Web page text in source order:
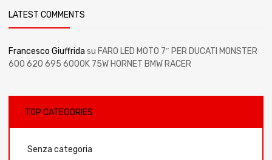
LATEST COMMENTS
Francesco Giuffrida su FARO LED MOTO 7″ PER DUCATI MONSTER
600 620 695 6000K 75W HORNET BMW RACER
TOP CATEGORIES
Senza categoria